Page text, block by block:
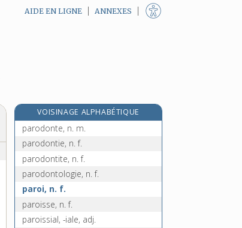
AIDE EN LIGNE ANNEXES
VOISINAGE ALPHABÉTIQUE
parodiste, n.
parodonte, n. m.
parodontie, n. f.
parodontite, n. f.
parodontologie, n. f.
paroi, n. f.
paroisse, n. f.
paroissial, -iale, adj.